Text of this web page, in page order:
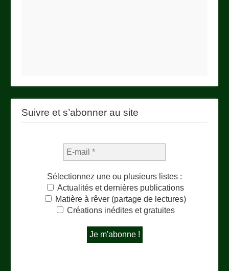
Suivre et s’abonner au site
Sélectionnez une ou plusieurs listes :
Actualités et dernières publications
Matière à rêver (partage de lectures)
Créations inédites et gratuites